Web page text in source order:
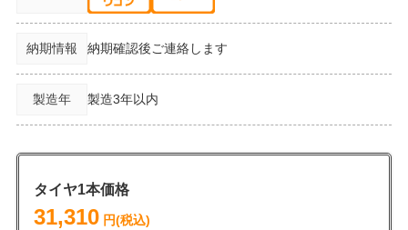
納期情報 納期確認後ご連絡します
製造年 製造3年以内
タイヤ1本価格
31,310円(税込)